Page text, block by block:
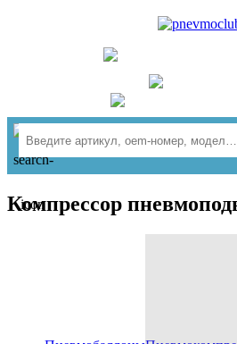
Компрессор